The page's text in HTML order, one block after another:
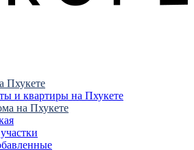
Пхукете
и квартиры на Пхукете
на Пхукете